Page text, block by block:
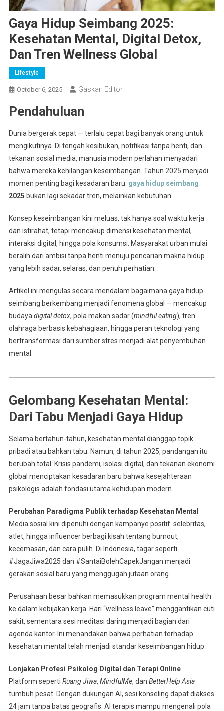
Gaya Hidup Seimbang 2025:
Kesehatan Mental, Digital Detox,
Dan Tren Wellness Global
Lifestyle
October 6, 2025 Gaskan Editor
Pendahuluan
Dunia bergerak cepat — terlalu cepat bagi banyak orang untuk
mengikutinya. Di tengah kesibukan, notifikasi tanpa henti, dan
tekanan sosial media, manusia modern perlahan menyadari
bahwa mereka kehilangan keseimbangan. Tahun 2025 menjadi
momen penting bagi kesadaran baru: gaya hidup seimbang
2025 bukan lagi sekadar tren, melainkan kebutuhan.
Konsep keseimbangan kini meluas, tak hanya soal waktu kerja
dan istirahat, tetapi mencakup dimensi kesehatan mental,
interaksi digital, hingga pola konsumsi. Masyarakat urban mulai
beralih dari ambisi tanpa henti menuju pencarian makna hidup
yang lebih sadar, selaras, dan penuh perhatian.
Artikel ini mengulas secara mendalam bagaimana gaya hidup
seimbang berkembang menjadi fenomena global — mencakup
budaya digital detox, pola makan sadar (mindful eating), tren
olahraga berbasis kebahagiaan, hingga peran teknologi yang
bertransformasi dari sumber stres menjadi alat penyembuhan
mental.
Gelombang Kesehatan Mental:
Dari Tabu Menjadi Gaya Hidup
Selama bertahun-tahun, kesehatan mental dianggap topik
pribadi atau bahkan tabu. Namun, di tahun 2025, pandangan itu
berubah total. Krisis pandemi, isolasi digital, dan tekanan ekonomi
global menciptakan kesadaran baru bahwa kesejahteraan
psikologis adalah fondasi utama kehidupan modern.
Perubahan Paradigma Publik terhadap Kesehatan Mental
Media sosial kini dipenuhi dengan kampanye positif: selebritas,
atlet, hingga influencer berbagi kisah tentang burnout,
kecemasan, dan cara pulih. Di Indonesia, tagar seperti
#JagaJiwa2025 dan #SantaiBolehCapekJangan menjadi
gerakan sosial baru yang menggugah jutaan orang.
Perusahaan besar bahkan memasukkan program mental health
ke dalam kebijakan kerja. Hari “wellness leave” menggantikan cuti
sakit, sementara sesi meditasi daring menjadi bagian dari
agenda kantor. Ini menandakan bahwa perhatian terhadap
kesehatan mental telah menjadi standar keseimbangan hidup.
Lonjakan Profesi Psikolog Digital dan Terapi Online
Platform seperti Ruang Jiwa, MindfulMe, dan BetterHelp Asia
tumbuh pesat. Dengan dukungan AI, sesi konseling dapat diakses
24 jam tanpa batas geografis. AI terapis mampu mengenali pola